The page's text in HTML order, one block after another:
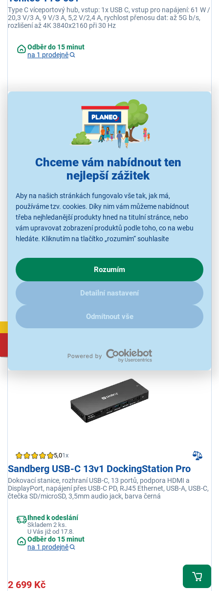
Chceme vám nabídnout ten
nejlepší zážitek
Aby na našich stránkách fungovalo vše tak, jak má,
používáme tzv. cookies. Díky nim vám můžeme nabídnout
třeba nejhledanější produkty hned na titulní stránce, nebo
vám upravovat zobrazení produktů podle toho, co na webu
hledáte. Kliknutím na tlačítko „rozumím“ souhlasíte
chování na webu pro zobrazení cílených reklam. Pokud vás
zajímají detaily, jak u nás s cookies a dalšími údaji pracujeme,
kliknětesem.
Rozumím
Detailní nastavení
Odmítnout vše
Type C víceportový hub, vstup: 1x USB C, vstup pro napájení: 61 W /
20,3 V/3 A, 9 V/3 A, 5,2 V/2,4 A, rychlost přenosu dat: až 5G b/s,
rozlišení až 4K 3840x2160 při 30 Hz
Odběr do 15 minut
na 1 prodejně
Sandberg USB-C HUB 4x USB-C 3.0
Skladem 1 ks.
Odběr do 15 minut
VÝPRODEJ
5,01x
Sandberg USB-C 13v1 DockingStation Pro
Dokovací stanice, rozhraní USB-C, 13 portů, podpora HDMI a
DisplayPort, napájení přes USB-C PD, RJ45 Ethernet, USB-A, USB-C,
čtečka SD/microSD, 3,5mm audio jack, barva černá
Ihned k odeslání
Skladem 2 ks.
U Vás již od 17.8.
Odběr do 15 minut
na 1 prodejně
2 699 Kč